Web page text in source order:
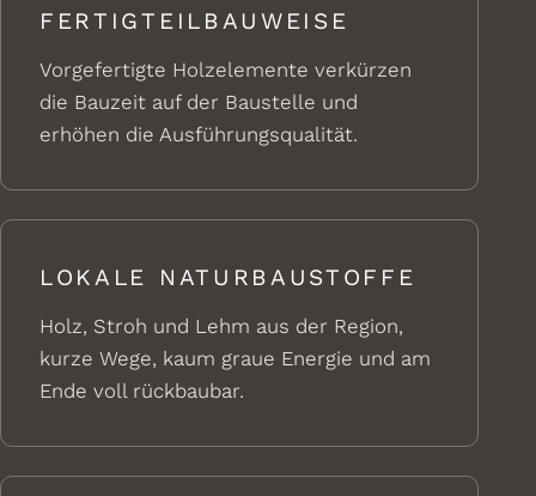
FERTIGTEILBAUWEISE
Vorgefertigte Holzelemente verkürzen
die Bauzeit auf der Baustelle und
erhöhen die Ausführungsqualität.
LOKALE NATURBAUSTOFFE
Holz, Stroh und Lehm aus der Region,
kurze Wege, kaum graue Energie und am
Ende voll rückbaubar.